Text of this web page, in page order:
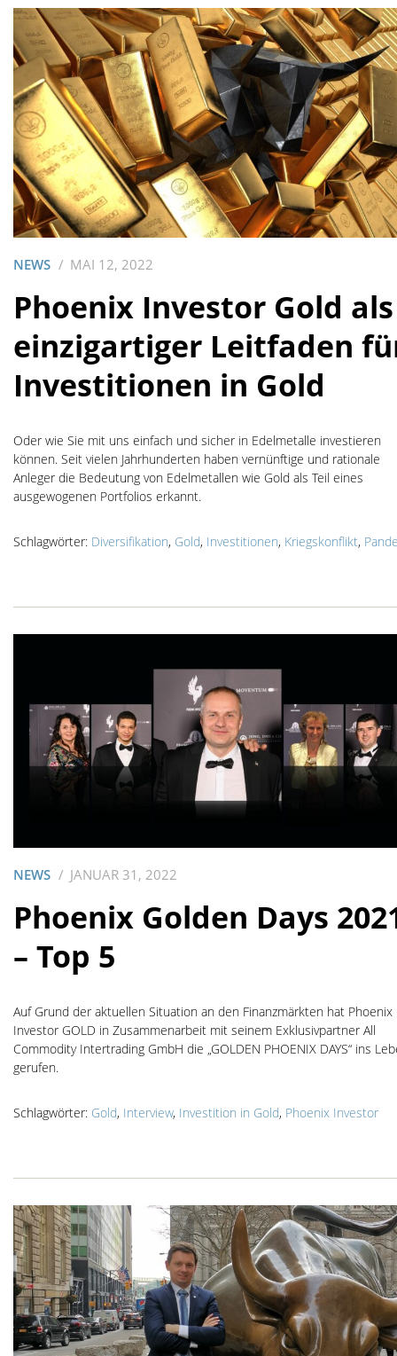
NEWS MAI 12, 2022
Phoenix Investor Gold als
einzigartiger Leitfaden
Investitionen in Gold
Oder wie Sie mit uns einfach und sicher in Edelmetalle investieren
können. Seit vielen Jahrhunderten haben vernünftige und rationale
Anleger die Bedeutung von Edelmetallen wie Gold als Teil eines
ausgewogenen Portfolios erkannt.
Schlagwörter: Diversifikation, Gold, Investitionen, Kriegskonflikt,
NEWS JANUAR 31, 2022
Phoenix Golden Days
– Top 5
Auf Grund der aktuellen Situation an den Finanzmärkten hat Phoenix
Investor GOLD in Zusammenarbeit mit seinem Exklusivpartner All
Commodity Intertrading GmbH die „GOLDEN PHOENIX DAYS“ ins
gerufen.
Schlagwörter: Gold, Interview, Investition in Gold, Phoenix Investor